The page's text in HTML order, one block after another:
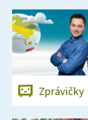
Zprávičky